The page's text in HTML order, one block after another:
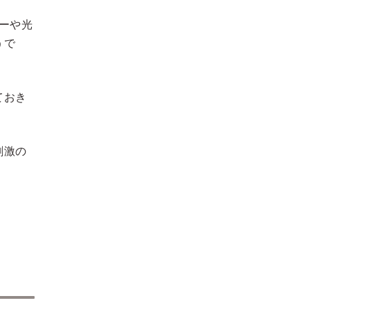
や光
で
き
激の